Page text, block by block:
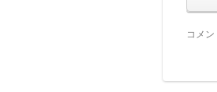
コメン